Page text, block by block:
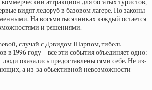
коммерческий аттракцион для богатых туристов,
видят ледоруб в базовом лагере. Но законы
На восьмитысячниках каждый остается
и решениями.
случай с Дэвидом Шарпом, гибель
в 1996 году – все эти события объединяет одно:
оказались предоставлены сами себе. Не из-
а из-за объективной невозможности